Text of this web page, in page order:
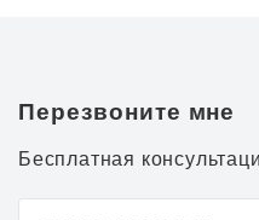
Перезвоните мне
Бесплатная